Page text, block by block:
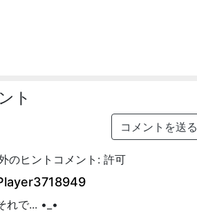
ト
コメントを送る
のヒントコメント: 許可
れで... •_•